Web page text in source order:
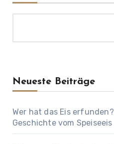
Neueste Beiträge
Wer hat das Eis
Geschichte vom Speiseeis